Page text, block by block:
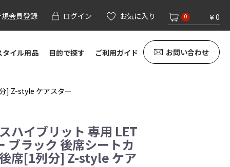
会員登録 ログイン お気に入り 0 ￥0
タイル用品 目的で探す ご利用ガイド お問い合わせ
] Z-style ケアスター
ハイブリット 専用 LET
ブラック 後席シートカ
席[1列分] Z-style ケア